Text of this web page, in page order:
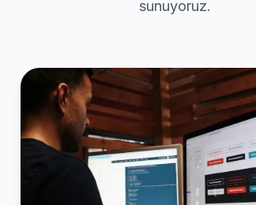
sunuyoruz.